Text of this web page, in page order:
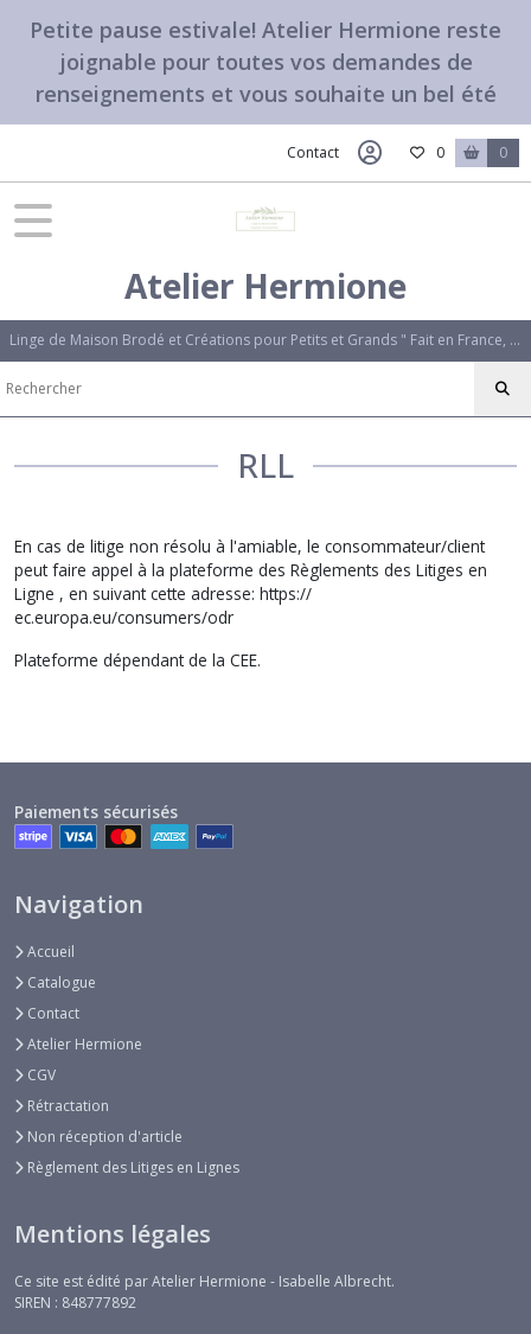
Petite pause estivale! Atelier Hermione reste
joignable pour toutes vos demandes de
renseignements et vous souhaite un bel été
Contact 0 0
Atelier Hermione
Linge de Maison Brodé et Créations pour Petits et Grands " Fait en France, avec amour". Des créations uniques qui vous ressemblent.
RLL
En cas de litige non résolu à l'amiable, le consommateur/client
peut faire appel à la plateforme des Règlements des Litiges en
Ligne , en suivant cette adresse: https://
ec.europa.eu/consumers/odr
Plateforme dépendant de la CEE.
Paiements sécurisés
Navigation
Accueil
Catalogue
Contact
Atelier Hermione
CGV
Rétractation
Non réception d'article
Règlement des Litiges en Lignes
Mentions légales
Ce site est édité par Atelier Hermione - Isabelle Albrecht.
SIREN : 848777892